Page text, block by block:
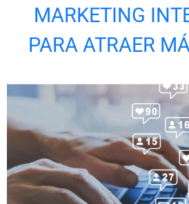
MARKETING
PARA ATRAER